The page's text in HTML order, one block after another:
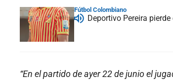
Fútbol Colombiano
Deportivo Pereira
“En el partido de ayer 22 de junio el